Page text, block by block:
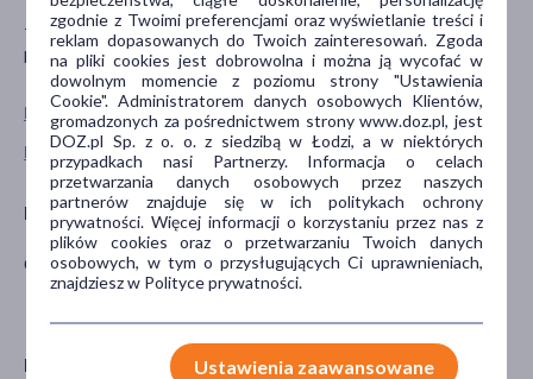
Pokaż wszystkie produkty VEERA
Pokaż wszystkie produkty linii Look At Me! marki Veera
Producent
CALZIFICIO ZETA SRL.
Dystrybutor
To jest wyrób medyczny. Stosuj go zgodnie z instrukcją używania
lub etykietą.
zgodnie z Twoimi preferencjami oraz wyświetlanie treści i
reklam dopasowanych do Twoich zainteresowań. Zgoda
na pliki cookies jest dobrowolna i można ją wycofać w
dowolnym momencie z poziomu strony "Ustawienia
Cookie". Administratorem danych osobowych Klientów,
gromadzonych za pośrednictwem strony www.doz.pl, jest
DOZ.pl Sp. z o. o. z siedzibą w Łodzi, a w niektórych
przypadkach nasi Partnerzy. Informacja o celach
przetwarzania danych osobowych przez naszych
partnerów znajduje się w ich politykach ochrony
prywatności. Więcej informacji o korzystaniu przez nas z
plików cookies oraz o przetwarzaniu Twoich danych
osobowych, w tym o przysługujących Ci uprawnieniach,
znajdziesz w Polityce prywatności.
Ustawienia zaawansowane